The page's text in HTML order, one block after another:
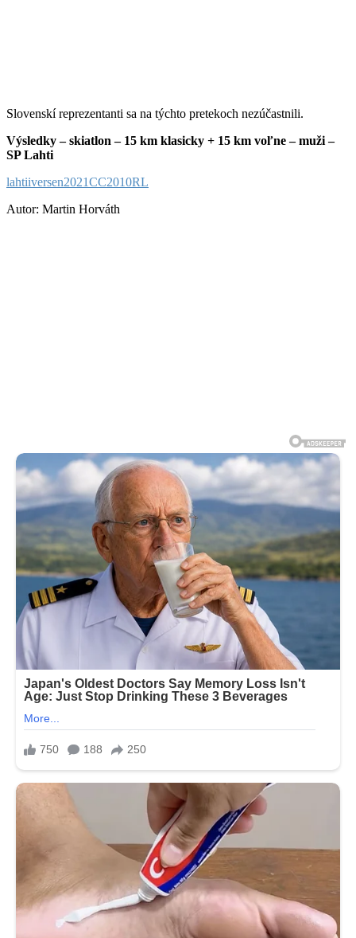
Slovenskí reprezentanti sa na týchto pretekoch nezúčastnili.
Výsledky – skiatlon – 15 km klasicky + 15 km voľne – muži –
SP Lahti
lahtiiversen2021CC2010RL
Autor: Martin Horváth